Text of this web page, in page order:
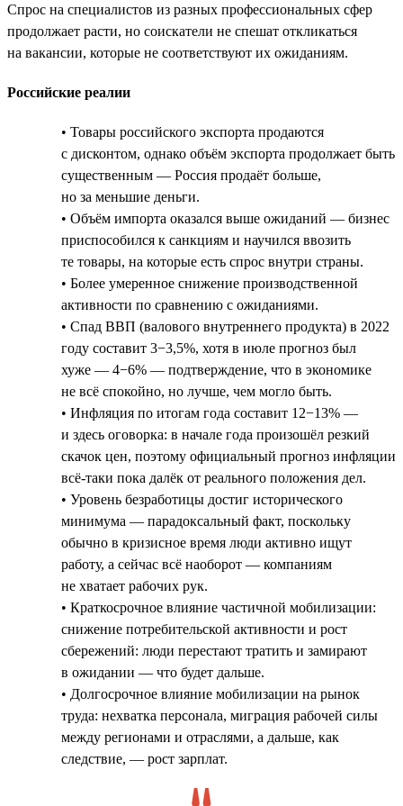
Спрос на специалистов из разных профессиональных сфер
продолжает расти, но соискатели не спешат откликаться
на вакансии, которые не соответствуют их ожиданиям.
Российские реалии
• Товары российского экспорта продаются
с дисконтом, однако объём экспорта продолжает быть
существенным — Россия продаёт больше,
но за меньшие деньги.
• Объём импорта оказался выше ожиданий — бизнес
приспособился к санкциям и научился ввозить
те товары, на которые есть спрос внутри страны.
• Более умеренное снижение производственной
активности по сравнению с ожиданиями.
• Спад ВВП (валового внутреннего продукта) в 2022
году составит 3−3,5%, хотя в июле прогноз был
хуже — 4−6% — подтверждение, что в экономике
не всё спокойно, но лучше, чем могло быть.
• Инфляция по итогам года составит 12−13% —
и здесь оговорка: в начале года произошёл резкий
скачок цен, поэтому официальный прогноз инфляции
всё-таки пока далёк от реального положения дел.
• Уровень безработицы достиг исторического
минимума — парадоксальный факт, поскольку
обычно в кризисное время люди активно ищут
работу, а сейчас всё наоборот — компаниям
не хватает рабочих рук.
• Краткосрочное влияние частичной мобилизации:
снижение потребительской активности и рост
сбережений: люди перестают тратить и замирают
в ожидании — что будет дальше.
• Долгосрочное влияние мобилизации на рынок
труда: нехватка персонала, миграция рабочей силы
между регионами и отраслями, а дальше, как
следствие, — рост зарплат.